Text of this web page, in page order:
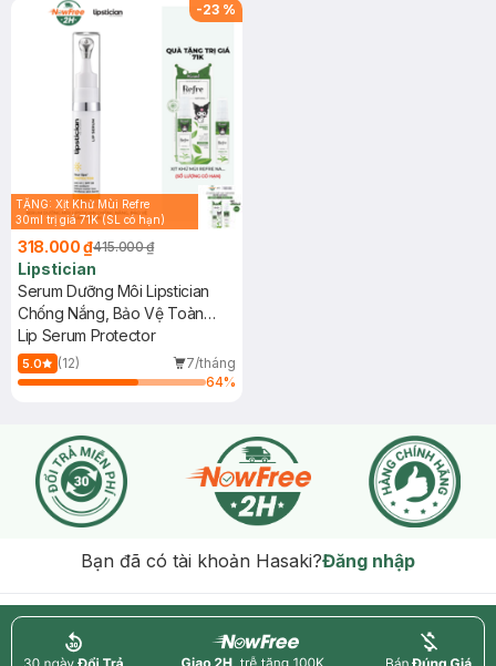
-23 %
TẶNG: Xịt Khử Mùi Refre
30ml trị giá 71K (SL có hạn)
318.000 ₫415.000 ₫
Lipstician
Serum Dưỡng Môi Lipstician
Chống Nắng, Bảo Vệ Toàn
Diện 9g
Lip Serum Protector
5.0 (12)
7/tháng
64%
Bạn đã có tài khoản Hasaki?Đăng nhập